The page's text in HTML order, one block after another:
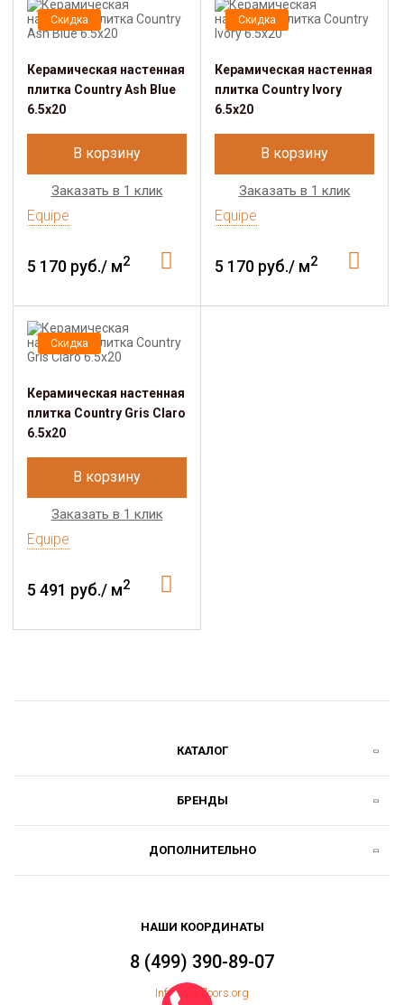
Скидка
Керамическая настенная
плитка Country Ash Blue
6.5x20
В корзину
Заказать в 1 клик
Equipe
5 170 руб./ м2
Скидка
Керамическая настенная
плитка Country Ivory
6.5x20
В корзину
Заказать в 1 клик
Equipe
5 170 руб./ м2
Скидка
Керамическая настенная
плитка Country Gris Claro
6.5x20
В корзину
Заказать в 1 клик
Equipe
5 491 руб./ м2
КАТАЛОГ
БРЕНДЫ
ДОПОЛНИТЕЛЬНО
НАШИ КООРДИНАТЫ
8 (499) 390-89-07
Info@topfloors.org